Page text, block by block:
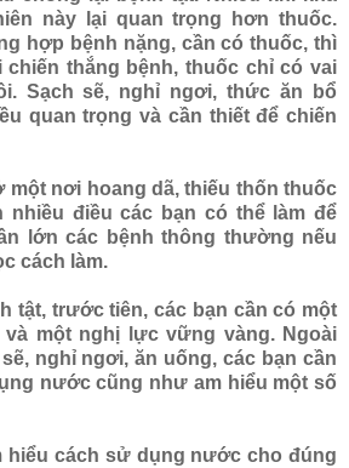
này lại quan trọng hơn thuốc.
hợp bệnh nặng, cần có thuốc, thì
thắng bệnh, thuốc chỉ có vai
Sạch sẽ, nghỉ ngơi, thức ăn bổ
quan trọng và cần thiết để chiến
một nơi hoang dã, thiếu thốn thuốc
nhiều điều các bạn có thể làm để
lớn các bệnh thông thường nếu
cách làm.
tật, trước tiên, các bạn cần có một
một nghị lực vững vàng. Ngoài
nghỉ ngơi, ăn uống, các bạn cần
nước cũng như am hiểu một số
hiểu cách sử dụng nước cho đúng